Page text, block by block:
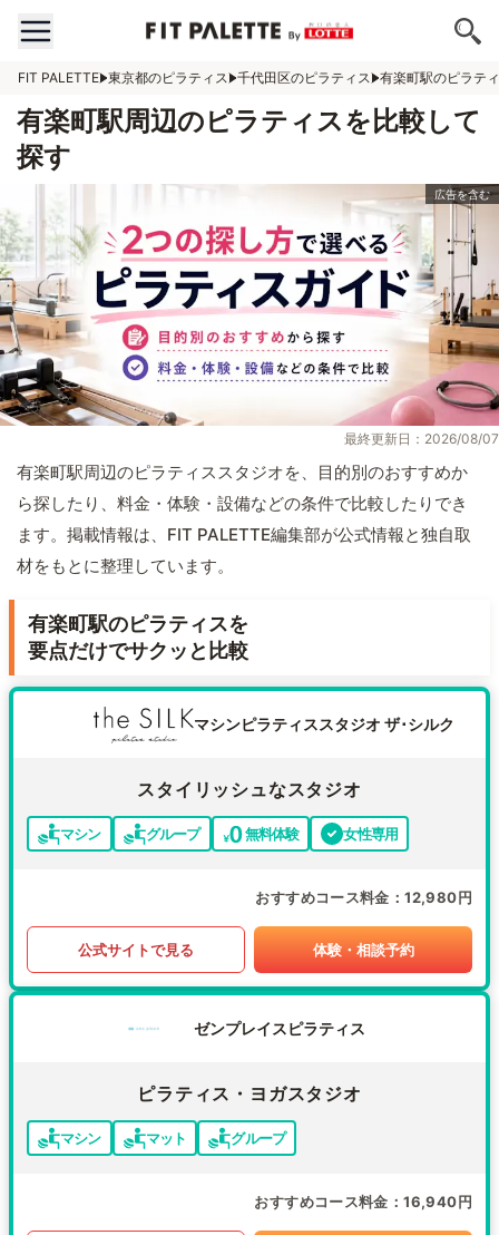
FIT PALETTE 東京都のピラティス 千代田区のピラティス 有楽町駅のピラテ
有楽町駅周辺のピラティスを比較して
探す
最終更新日：2026/08/07
有楽町駅周辺のピラティススタジオを、目的別のおすすめか
ら探したり、料金・体験・設備などの条件で比較したりでき
ます。掲載情報は、FIT PALETTE編集部が公式情報と独自取
材をもとに整理しています。
有楽町駅のピラティスを
要点だけでサクッと比較
マシンピラティススタジオ ザ･シルク
スタイリッシュなスタジオ
マシン グループ 無料体験 女性専用
おすすめコース料金 12,980円
公式サイトで見る 体験・相談予約
ゼンプレイスピラティス
ピラティス・ヨガスタジオ
マシン マット グループ
おすすめコース料金 16,940円